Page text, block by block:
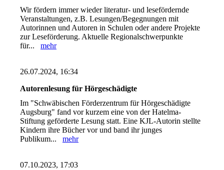
Wir fördern immer wieder literatur- und lesefördernde
Veranstaltungen, z.B. Lesungen/Begegnungen mit
Autorinnen und Autoren in Schulen oder andere Projekte
zur Leseförderung. Aktuelle Regionalschwerpunkte
für... mehr
26.07.2024, 16:34
Autorenlesung für Hörgeschädigte
Im "Schwäbischen Förderzentrum für Hörgeschädigte
Augsburg" fand vor kurzem eine von der Hatelma-
Stiftung geförderte Lesung statt. Eine KJL-Autorin stellte
Kindern ihre Bücher vor und band ihr junges
Publikum... mehr
07.10.2023, 17:03